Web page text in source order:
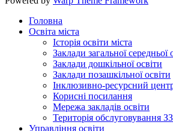
Головна
Освіта міста
Історія освіти міста
Заклади загальної середньої
Заклади дошкільної освіти
Заклади позашкільної освіти
Інклюзивно-ресурсний
Корисні посилання
Мережа закладів освіти
Територія обслуговування
Управління освіти